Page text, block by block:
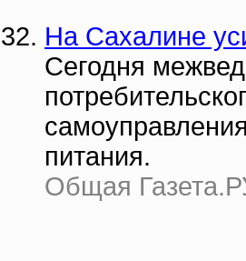
На Сахалине
Сегодня
питания.
Общая